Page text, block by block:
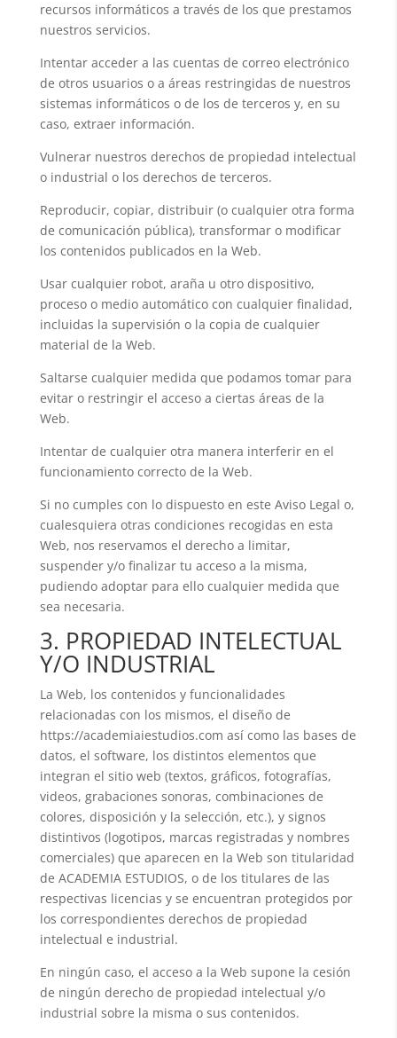
recursos informáticos a través de los que prestamos
nuestros servicios.
Intentar acceder a las cuentas de correo electrónico
de otros usuarios o a áreas restringidas de nuestros
sistemas informáticos o de los de terceros y, en su
caso, extraer información.
Vulnerar nuestros derechos de propiedad intelectual
o industrial o los derechos de terceros.
Reproducir, copiar, distribuir (o cualquier otra forma
de comunicación pública), transformar o modificar
los contenidos publicados en la Web.
Usar cualquier robot, araña u otro dispositivo,
proceso o medio automático con cualquier finalidad,
incluidas la supervisión o la copia de cualquier
material de la Web.
Saltarse cualquier medida que podamos tomar para
evitar o restringir el acceso a ciertas áreas de la
Web.
Intentar de cualquier otra manera interferir en el
funcionamiento correcto de la Web.
Si no cumples con lo dispuesto en este Aviso Legal o,
cualesquiera otras condiciones recogidas en esta
Web, nos reservamos el derecho a limitar,
suspender y/o finalizar tu acceso a la misma,
pudiendo adoptar para ello cualquier medida que
sea necesaria.
3. PROPIEDAD INTELECTUAL
Y/O INDUSTRIAL
La Web, los contenidos y funcionalidades
relacionadas con los mismos, el diseño de
https://academiaiestudios.com así como las bases de
datos, el software, los distintos elementos que
integran el sitio web (textos, gráficos, fotografías,
videos, grabaciones sonoras, combinaciones de
colores, disposición y la selección, etc.), y signos
distintivos (logotipos, marcas registradas y nombres
comerciales) que aparecen en la Web son titularidad
de ACADEMIA ESTUDIOS, o de los titulares de las
respectivas licencias y se encuentran protegidos por
los correspondientes derechos de propiedad
intelectual e industrial.
En ningún caso, el acceso a la Web supone la cesión
de ningún derecho de propiedad intelectual y/o
industrial sobre la misma o sus contenidos.